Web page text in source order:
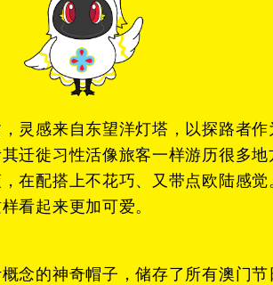
灵感来自东望洋灯塔，以探路者作
迁徙习性活像旅客一样游历很多地
在配搭上不花巧、又带点欧陆感觉
看起来更加可爱。
念的神奇帽子，储存了所有澳门节